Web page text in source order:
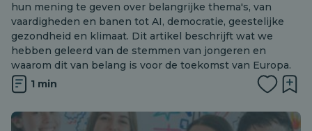
hun mening te geven over belangrijke thema's, van
vaardigheden en banen tot AI, democratie, geestelijke
gezondheid en klimaat. Dit artikel beschrijft wat we
hebben geleerd van de stemmen van jongeren en
waarom dit van belang is voor de toekomst van Europa.
1 min